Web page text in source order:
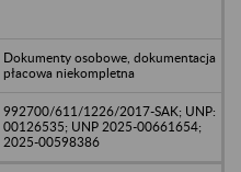
Dokumenty osobowe, dokumentacja
płacowa niekompletna
992700/611/1226/2017-SAK; UNP:
00126535; UNP 2025-00661654;
2025-00598386